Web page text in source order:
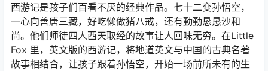
西游记是孩子们百看不厌的经典作品。七十二变孙悟空，
一心向善唐三藏，好吃懒做猪八戒，还有勤勤恳恳沙和
尚。他们师徒四人西天取经的故事让人回味无穷。在Little
Fox 里，英文版的西游记，将地道英文与中国的古典名著
故事相结合，让孩子跟着孙悟空，开始一场前所未有的生